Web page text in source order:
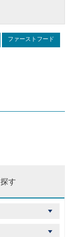
ファーストフード
す